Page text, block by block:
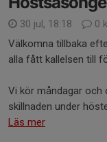
30 jul, 18:18
0
Välkomna tillbaka
alla fått kallelsen till
Vi kör måndagar och
skillnaden under
Läs mer